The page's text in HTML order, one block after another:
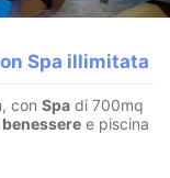
Spa illimitata
con Spa di 700mq
e piscina